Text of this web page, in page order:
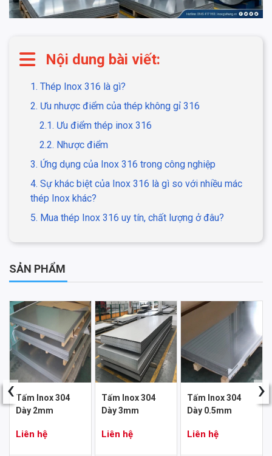
Nội dung bài viết:
1. Thép Inox 316 là gì?
2. Ưu nhược điểm của thép không gỉ 316
2.1. Ưu điểm thép inox 316
2.2. Nhược điểm
3. Ứng dụng của Inox 316 trong công nghiệp
4. Sự khác biệt của Inox 316 là gì so với nhiều mác
thép Inox khác?
5. Mua thép Inox 316 uy tín, chất lượng ở đâu?
SẢN PHẨM
Tấm Inox 304
Dày 2mm
Liên hệ
Tấm Inox 304
Dày 3mm
Liên hệ
Tấm Inox 304
Dày 0.5mm
Liên hệ
‹ ›